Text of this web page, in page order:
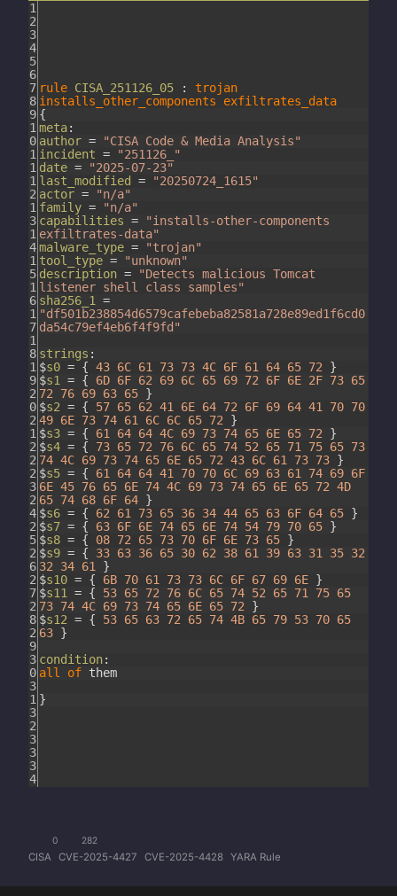
1
2
3
4
5
6
7
8
9
1
0
1
1
1
2
1
3
1
4
1
5
1
6
1
7
1
8
1
9
2
0
2
1
2
2
2
3
2
4
2
5
2
6
2
7
2
8
2
9
3
0
3
1
3
2
3
3
3
4
rule CISA_251126_05 :
trojan
installs_other_components
exfiltrates_data
{
meta:
author =
"CISA Code & Media Analysis"
incident =
"251126_"
date =
"2025-07-23"
last_modified
=
"20250724_1615"
actor =
"n/a"
family =
"n/a"
capabilities =
"installs-other-components
exfiltrates-data"
malware_type =
"trojan"
tool_type =
"unknown"
description =
"Detects malicious Tomcat
listener shell class samples"
sha256_1 =
"df501b238854d6579cafebeba82581a728e89ed1f6cd0
da54c79ef4eb6f4f9fd"
strings :
$s0 = { 43 6C 61 73 73 4C 6F 61 64 65 72 }
$s1 = { 6D 6F 62 69 6C 65 69 72 6F 6E 2F 73 65
72 76 69 63 65 }
$s2 = { 57 65 62 41 6E 64 72 6F 69 64 41 70 70
49 6E 73 74 61 6C 6C 65 72 }
$s3 = { 61 64 64 4C 69 73 74 65 6E 65 72 }
$s4 = { 73 65 72 76 6C 65 74 52 65 71 75 65 73
74 4C 69 73 74 65 6E 65 72 43 6C 61 73 73 }
$s5 = { 61 64 64 41 70 70 6C 69 63 61 74 69 6F
6E 45 76 65 6E 74 4C 69 73 74 65 6E 65 72 4D
65 74 68 6F 64 }
$s6 = { 62 61 73 65 36 34 44 65 63 6F 64 65 }
$s7 = { 63 6F 6E 74 65 6E 74 54 79 70 65 }
$s8 = { 08 72 65 73 70 6F 6E 73 65 }
$s9 = { 33 63 36 65 30 62 38 61 39 63 31 35 32
32 34 61 }
$s10 = { 6B 70 61 73 73 6C 6F 67 69 6E }
$s11 = { 53 65 72 76 6C 65 74 52 65 71 75 65
73 74 4C 69 73 74 65 6E 65 72 }
$s12 = { 53 65 63 72 65 74 4B 65 79 53 70 65
63 }
condition:
all of them
}
0 282
CISA CVE-2025-4427 CVE-2025-4428 YARA Rule